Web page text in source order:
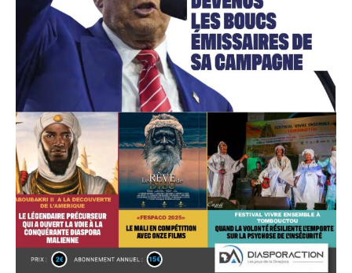
Accès gratuit
Gratuit /accès limité
Quelques articles
Annonces
Tous les articles
Le magazine
CHOISIR LE FORFAIT